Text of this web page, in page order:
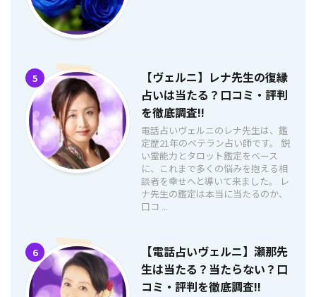
5
【ヴェルニ】レナ先生の復縁
占いは当たる？口コミ・評判
を徹底調査!!
電話占いヴェルニのレナ先生は、鑑
定歴21年のベテラン占い師です。 鋭
い霊能力とタロット鑑定をベース
に、これまで多くの悩みを抱える相
談者を幸せへと導いて来ました。 レ
ナ先生の鑑定は本当に当たるのか、
口コ ...
6
【電話占いヴェルニ】瀬那先
生は当たる？当たらない？口
コミ・評判を徹底調査!!